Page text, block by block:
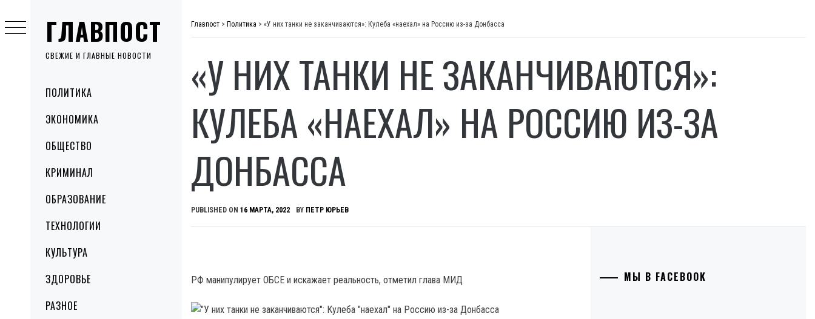
ГЛАВПОСТ
СВЕЖИЕ И ГЛАВНЫЕ НОВОСТИ
MenuПОЛИТИКА
ЭКОНОМИКА
ОБЩЕСТВО
КРИМИНАЛ
ОБРАЗОВАНИЕ
ТЕХНОЛОГИИ
КУЛЬТУРА
ЗДОРОВЬЕ
РАЗНОЕ
to
content
Главпост > Политика > «У них танки не заканчиваются»: Кулеба «наехал» на Россию из-за Донбасса
«У НИХ ТАНКИ НЕ ЗАКАНЧИВАЮТСЯ»:
КУЛЕБА «НАЕХАЛ» НА РОССИЮ ИЗ-ЗА
ДОНБАССА
PUBLISHED ON 16 МАРТА, 2022 BY ПЕТР ЮРЬЕВ
РФ манипулирует ОБСЕ и искажает реальность, отметил глава МИД МЫ В FACEBOOK